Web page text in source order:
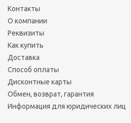
Контакты
О компании
Реквизиты
Как купить
Доставка
Способ оплаты
Дисконтные карты
Обмен, возврат, гарантия
Информация для юридических лиц